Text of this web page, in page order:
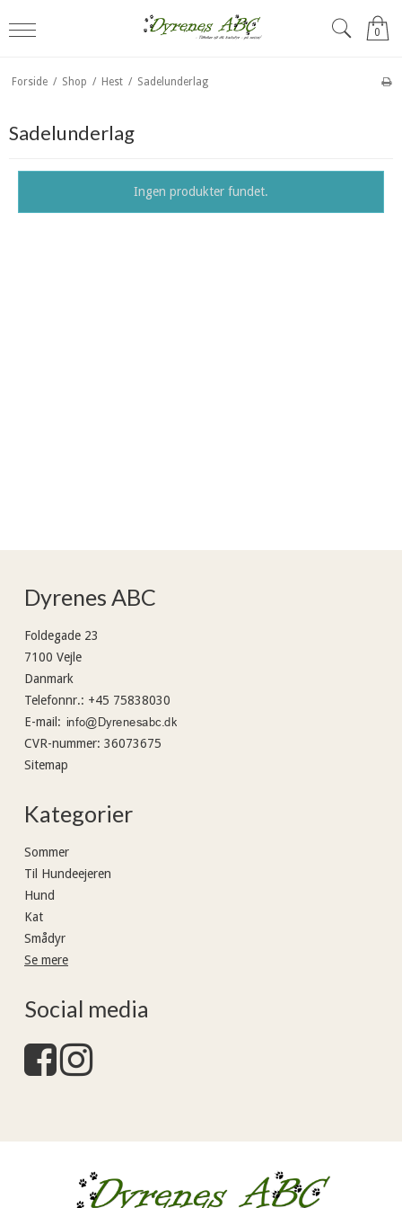
0
Forside / Shop / Hest / Sadelunderlag
Sadelunderlag
Ingen produkter fundet.
Dyrenes ABC
Foldegade 23
7100 Vejle
Danmark
Telefonnr.: +45 75838030
E-mail :
CVR-nummer: 36073675
Sitemap
Kategorier
Sommer
Til Hundeejeren
Hund
Kat
Smådyr
Se mere
Social media